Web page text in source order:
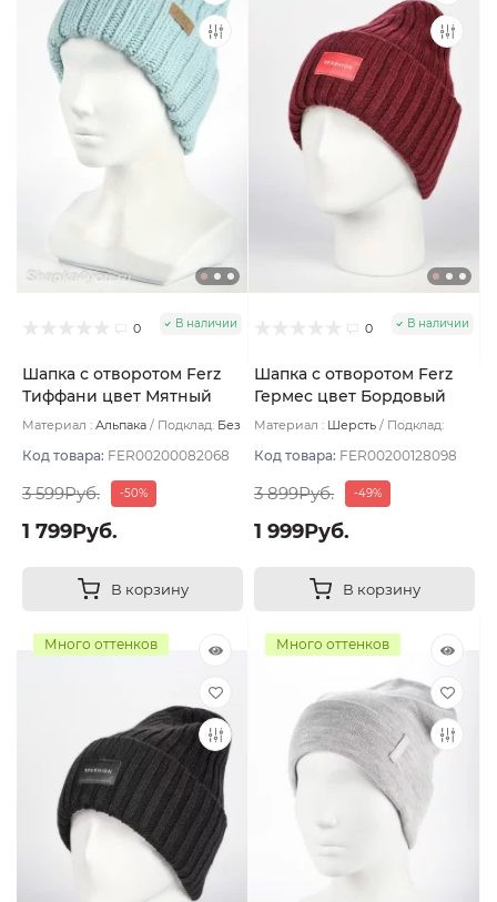
0 В наличии
Шапка с отворотом Ferz
Тиффани цвет Мятный
Материал : Альпака Подклад: Без
Код товара: FER00200082068
3 599Руб. -50%
1 799Руб.
В корзину
0 В наличии
Шапка с отворотом Ferz
Гермес цвет Бордовый
темный
Материал : Шерсть
Подклад:
Код товара: FER00200128098
3 899Руб. -49%
1 999Руб.
В корзину
Много оттенков Много оттенков